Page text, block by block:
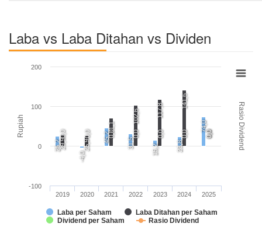
Laba vs Laba Ditahan vs Dividen
Rupiah Rasio Dividend
25,2
-4,0
45,2 31,5
15,2 23,8
74,0
29,9
25,9
71,1
102,6 117,8
141,6
0,0
0,0 0,0 0,0 0,0 0,0 0,0 0,0
Laba per Saham
Laba Ditahan per Saham
Dividend per Saham
Rasio Dividend
2019 2020 2021 2022 2023 2024 2025
-100
0
100
200